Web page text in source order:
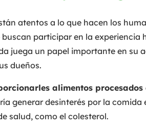
atentos a lo que hacen los
participar en la experiencia
juega un papel importante en su
dueños.
alimentos
generar desinterés por la
salud, como el colesterol.